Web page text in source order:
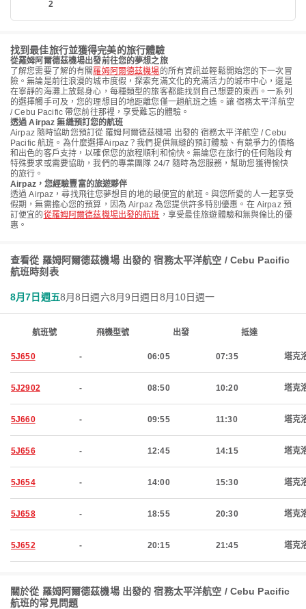
2
找到最佳旅行並獲得完美的旅行體驗
從羅姆阿爾德茲機場出發前往您的夢想之旅
了解您需要了解的有關 羅姆阿爾德茲機場的所有資訊並輕鬆開始您的下一次冒
險。無論是前往浪漫的城市度假，探索充滿文化的充滿活力的城市中心，還是
在寧靜的海灘上放鬆身心，每種類型的旅客都能找到自己想要的東西。一系列
的選擇觸手可及，您的理想目的地距離您僅一趟航班之遙。讓 宿務太平洋航空
/ Cebu Pacific 帶您前往那裡，享受難忘的體驗。
透過 Airpaz 無縫預訂您的航班
Airpaz 隨時協助您預訂從 羅姆阿爾德茲機場 出發的 宿務太平洋航空 / Cebu
Pacific 航班。為什麼選擇Airpaz？我們提供無縫的預訂體驗、有競爭力的價格
和出色的客戶支持，以確保您的旅程順利和愉快。無論您在旅行的任何階段有
特殊要求或需要協助，我們的專業團隊 24/7 隨時為您服務，幫助您獲得愉快
的旅行。
Airpaz，您經驗豐富的旅遊夥伴
透過 Airpaz，尋找飛往您夢想目的地的最便宜的航班。與您所愛的人一起享受
假期，無需擔心您的預算，因為 Airpaz 為您提供許多特別優惠。在 Airpaz 預
訂便宜的從羅姆阿爾德茲機場出發的航班 ，享受最佳旅遊體驗和無與倫比的優
惠。
查看從 羅姆阿爾德茲機場 出發的 宿務太平洋航空 / Cebu Pacific
航班時刻表
8月7日週五8月8日週六8月9日週日 8月10日週一
航班號 飛機型號 出發 抵達
5J650 - 06:05 07:35 塔克
5J2902 - 08:50 10:20 塔克
5J660 - 09:55 11:30 塔克
5J656 - 12:45 14:15 塔克
5J654 - 14:00 15:30 塔克
5J658 - 18:55 20:30 塔克
5J652 - 20:15 21:45 塔克
關於從 羅姆阿爾德茲機場 出發的 宿務太平洋航空 / Cebu Pacific
航班的常見問題